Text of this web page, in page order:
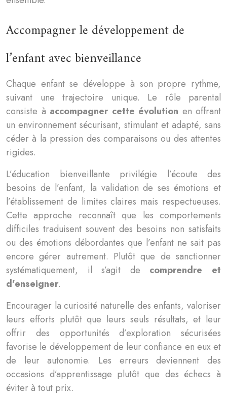
Accompagner le développement de
l’enfant avec bienveillance
Chaque enfant se développe à son propre rythme,
suivant une trajectoire unique. Le rôle parental
consiste à accompagner cette évolution en offrant
un environnement sécurisant, stimulant et adapté, sans
céder à la pression des comparaisons ou des attentes
rigides.
L’éducation bienveillante privilégie l’écoute des
besoins de l’enfant, la validation de ses émotions et
l’établissement de limites claires mais respectueuses.
Cette approche reconnaît que les comportements
difficiles traduisent souvent des besoins non satisfaits
ou des émotions débordantes que l’enfant ne sait pas
encore gérer autrement. Plutôt que de sanctionner
systématiquement, il s’agit de comprendre et
d’enseigner.
Encourager la curiosité naturelle des enfants, valoriser
leurs efforts plutôt que leurs seuls résultats, et leur
offrir des opportunités d’exploration sécurisées
favorise le développement de leur confiance en eux et
de leur autonomie. Les erreurs deviennent des
occasions d’apprentissage plutôt que des échecs à
éviter à tout prix.